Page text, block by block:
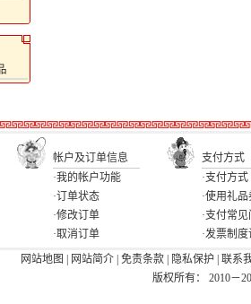
帐户及订单信息
支付方式
·我的帐户功能
·订单状态
·修改订单
·取消订单
·支付方式
·使用礼品
·支付常
·发票制
网站地图
网站简介 免责条款 隐私保护
联系
版权所有： 2010－